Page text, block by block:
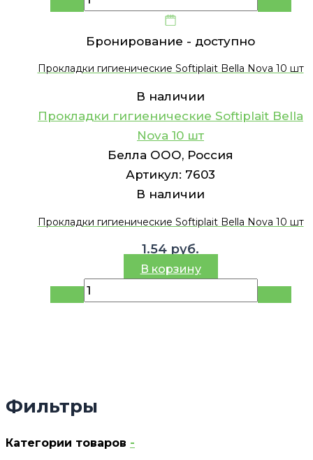
Фильтры
Категории товаров -
Бронирование - доступно
Прокладки гигиенические Softiplait Bella Nova 10 шт
В наличии
Прокладки гигиенические Softiplait Bella
Nova 10 шт
Белла ООО, Россия
Артикул: 7603
В наличии
Прокладки гигиенические Softiplait Bella Nova 10 шт
1.54 руб.
В корзину